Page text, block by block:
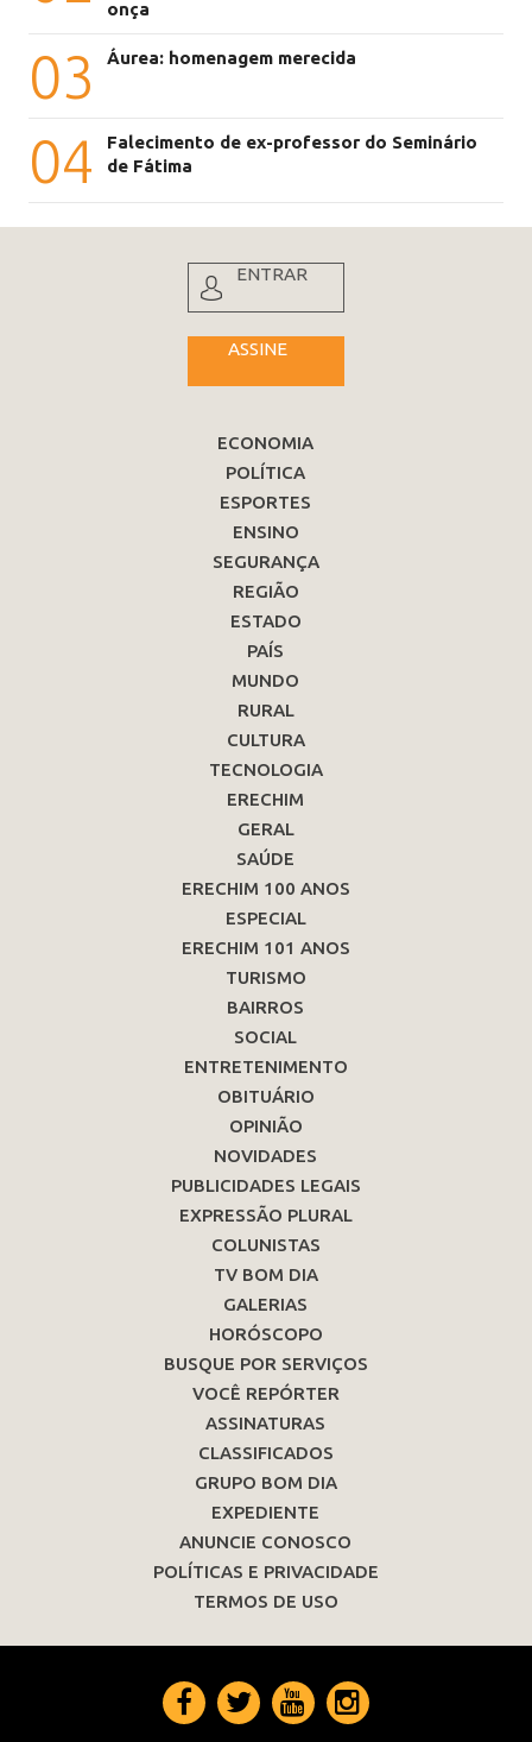
onça
03 Áurea: homenagem merecida
04
Falecimento de ex-professor do Seminário
de Fátima
ENTRAR
ASSINE
ECONOMIA
POLÍTICA
ESPORTES
ENSINO
SEGURANÇA
REGIÃO
ESTADO
PAÍS
MUNDO
RURAL
CULTURA
TECNOLOGIA
ERECHIM
GERAL
SAÚDE
ERECHIM 100 ANOS
ESPECIAL
ERECHIM 101 ANOS
TURISMO
BAIRROS
SOCIAL
ENTRETENIMENTO
OBITUÁRIO
OPINIÃO
NOVIDADES
PUBLICIDADES LEGAIS
EXPRESSÃO PLURAL
COLUNISTAS
TV BOM DIA
GALERIAS
HORÓSCOPO
BUSQUE POR SERVIÇOS
VOCÊ REPÓRTER
ASSINATURAS
CLASSIFICADOS
GRUPO BOM DIA
EXPEDIENTE
ANUNCIE CONOSCO
POLÍTICAS E PRIVACIDADE
TERMOS DE USO